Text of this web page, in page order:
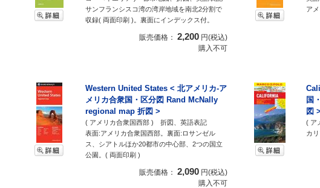
サンフランシスコ湾の湾岸地域を南北2分割で
収録( 両面印刷 )。裏面にインデックス付。
販売価格： 2,200 円(税込)
購入不可
ア
Western United States < 北アメリカ-ア
メリカ合衆国・区分図 Rand McNally
regional map 折図 >
( アメリカ合衆国西部 ) 折図、英語表記
表面:アメリカ合衆国西部。裏面:ロサンゼル
ス、シアトルほか20都市の中心部、2つの国立
公園。( 両面印刷 )
販売価格： 2,090 円(税込)
購入不可
国
図 >
( ア
カ